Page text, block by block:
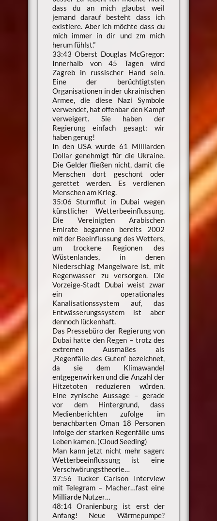
dass du an mich glaubst weil
jemand darauf besteht dass ich
existiere. Aber ich möchte dass du
mich immer in dir und zm mich
herum fühlst.”
33:43 Oberst Douglas McGregor:
Innerhalb von 45 Tagen wird
Zagreb in russischer Hand sein.
Eine der berüchtigtsten
Organisationen in der ukrainischen
Armee, die diese Nazi Symbole
verwendet, hat offenbar den Kampf
verweigert. Sie haben der
Regierung einfach gesagt: wir
haben genug!
In den USA wurde 61 Milliarden
Dollar genehmigt für die Ukraine.
Die Gelder fließen nicht, damit die
Menschen dort geschont oder
gerettet werden. Es verdienen
Menschen am Krieg.
35:06 Sturmflut in Dubai wegen
künstlicher Wetterbeeinflussung.
Die Vereinigten Arabischen
Emirate begannen bereits 2002
mit der Beeinflussung des Wetters,
um trockene Regionen des
Wüstenlandes, in denen
Niederschlag Mangelware ist, mit
Regenwasser zu versorgen. Die
Vorzeige-Stadt Dubai weist zwar
ein operationales
Kanalisationssystem auf, das
Entwässerungssystem ist aber
dennoch lückenhaft.
Das Pressebüro der Regierung von
Dubai hatte den Regen – trotz des
extremen Ausmaßes als
„Regenfälle des Guten“ bezeichnet,
da sie dem Klimawandel
entgegenwirken und die Anzahl der
Hitzetoten reduzieren würden.
Eine zynische Aussage – gerade
vor dem Hintergrund, dass
Medienberichten zufolge im
benachbarten Oman 18 Personen
infolge der starken Regenfälle ums
Leben kamen. (Cloud Seeding)
Man kann jetzt nicht mehr sagen:
Wetterbeeinflussung ist eine
Verschwörungstheorie…
37:56 Tucker Carlson Interview
mit Telegram – Macher…fast eine
Milliarde Nutzer…
48:14 Oranienburg ist erst der
Anfang! Neue Wärmepumpe?